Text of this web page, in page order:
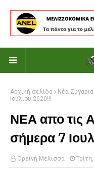
Αρχική σελίδα Νέα
Ιουλίου 2020!!!
ΝΕΑ απο τις
σήμερα 7
Ορεινή Μέλισσα